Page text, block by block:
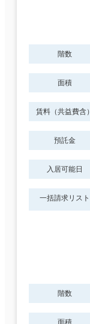
階数
面積
賃料（共益費含）
預託金
入居可能日
一括請求リスト
階数
面積